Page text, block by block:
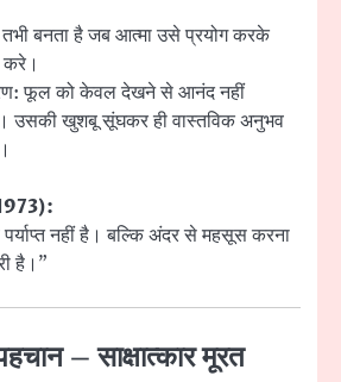
बनता है जब आत्मा उसे प्रयोग करके
फूल को केवल देखने से आनंद नहीं
उसकी खुशबू सूंघकर ही वास्तविक अनुभव
नहीं है। बल्कि अंदर से महसूस करना
है।”
– साक्षात्कार मूरत